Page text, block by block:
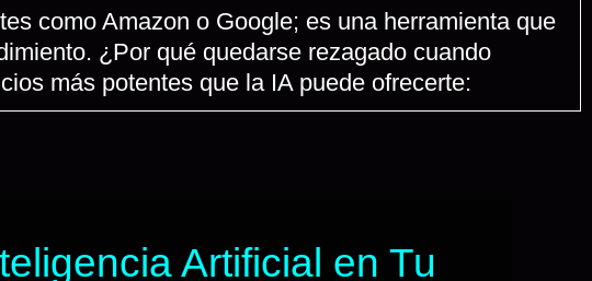
como Amazon o Google; es una herramienta que
¿Por qué quedarse rezagado cuando
más potentes que la IA puede ofrecerte:
Artificial en Tu